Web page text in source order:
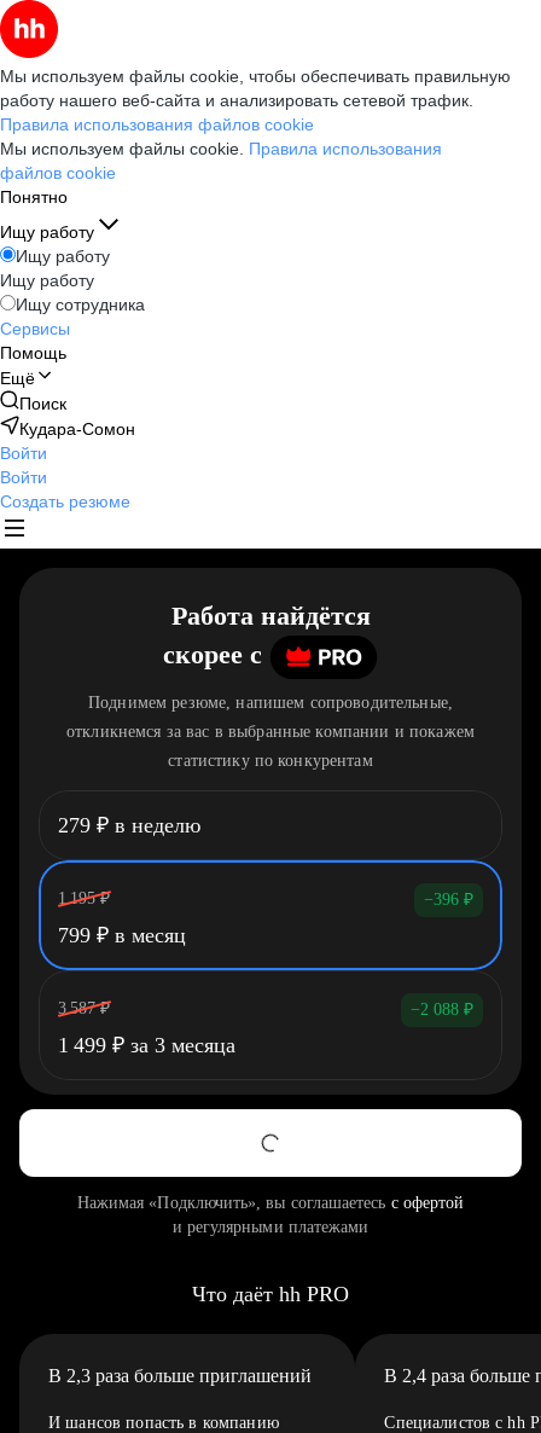
Мы используем файлы cookie, чтобы обеспечивать правильную
работу нашего веб-сайта и анализировать сетевой трафик.
Правила использования файлов cookie
Мы используем файлы cookie. Правила использования
файлов cookie
Понятно
Ищу работу
Ищу работу
Ищу работу
Ищу сотрудника
Сервисы
Помощь
Ещё
Поиск
Кудара-Сомон
Войти
Войти
Создать резюме
Работа найдётся
скорее c
Поднимем резюме, напишем сопроводительные,
откликнемся за вас в выбранные компании и покажем
статистику по конкурентам
279 ₽ в неделю
1 195 ₽ −396 ₽
799 ₽ в месяц
3 587 ₽ −2 088 ₽
1 499 ₽ за 3 месяца
Нажимая «Подключить», вы соглашаетесь с офертой
и регулярными платежами
Что даёт hh PRO
В 2,3 раза больше приглашений
И шансов попасть в компанию
В 2,4 раза больше
Специалистов с hh